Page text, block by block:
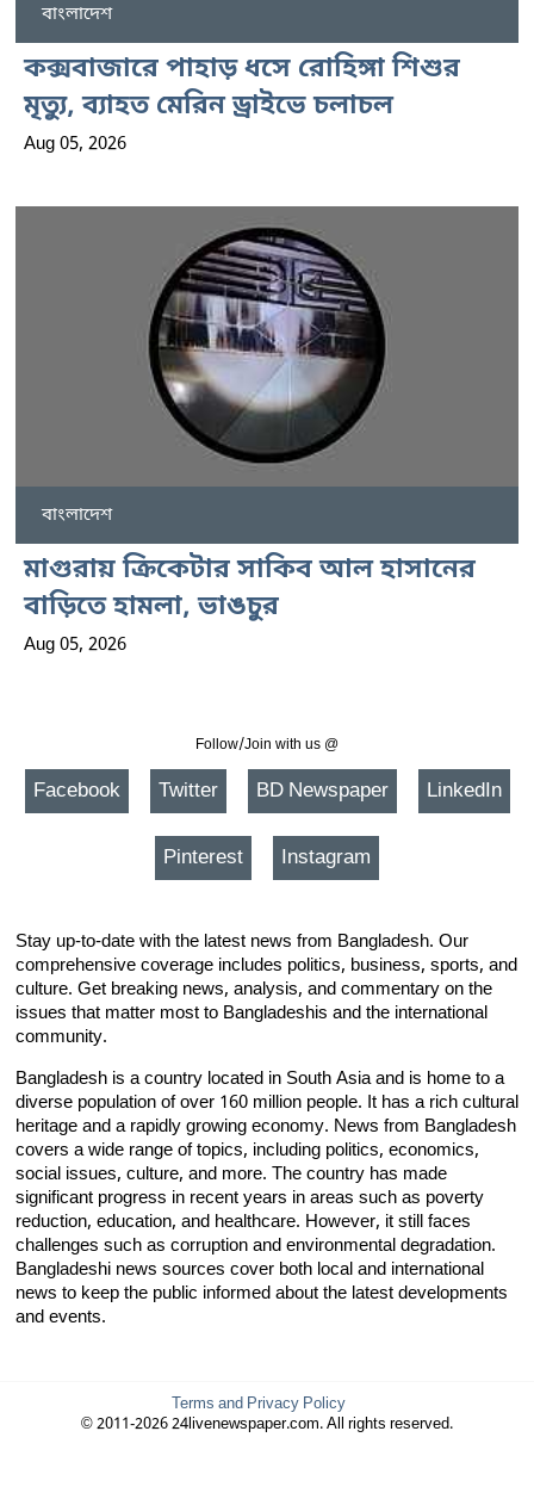
বাংলাদেশ
কক্সবাজারে পাহাড় ধসে রোহিঙ্গা শিশুর
মৃত্যু, ব্যাহত মেরিন ড্রাইভে চলাচল
Aug 05, 2026
বাংলাদেশ
মাগুরায় ক্রিকেটার সাকিব আল হাসানের
বাড়িতে হামলা, ভাঙচুর
Aug 05, 2026
Follow/Join with us @
Facebook Twitter BD Newspaper LinkedIn
Pinterest Instagram
Stay up-to-date with the latest news from Bangladesh. Our
comprehensive coverage includes politics, business, sports, and
culture. Get breaking news, analysis, and commentary on the
issues that matter most to Bangladeshis and the international
community.
Bangladesh is a country located in South Asia and is home to a
diverse population of over 160 million people. It has a rich cultural
heritage and a rapidly growing economy. News from Bangladesh
covers a wide range of topics, including politics, economics,
social issues, culture, and more. The country has made
significant progress in recent years in areas such as poverty
reduction, education, and healthcare. However, it still faces
challenges such as corruption and environmental degradation.
Bangladeshi news sources cover both local and international
news to keep the public informed about the latest developments
and events.
Terms and Privacy Policy
© 2011-2026 24livenewspaper.com. All rights reserved.